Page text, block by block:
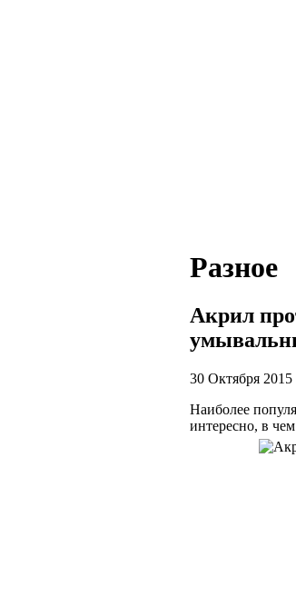
Разное
Акрил
30 Октября 2015
Наиболее
интересно, в